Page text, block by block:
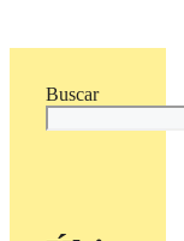
Buscar